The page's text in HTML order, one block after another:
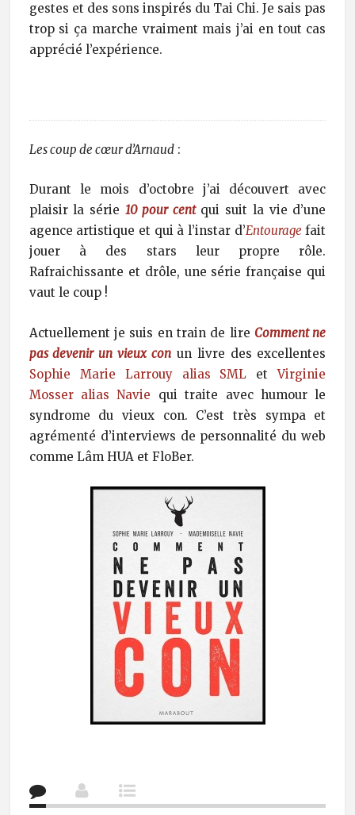
gestes et des sons inspirés du Tai Chi. Je sais pas
trop si ça marche vraiment mais j’ai en tout cas
apprécié l’expérience.
Les coup de cœur d’Arnaud:
Durant le mois d’octobre j’ai découvert avec
plaisir la série 10 pour centqui suit la vie d’une
agence artistique et qui à l’instar d’Entourage fait
jouer à des stars leur propre rôle.
Rafraichissante et drôle, une série française qui
vaut le coup !
Actuellement je suis en train de lire Comment ne
pas devenir un vieux con un livre des excellentes
Sophie Marie Larrouy alias SML etVirginie
Mosser alias Navie qui traite avec humour le
syndrome du vieux con. C’est très sympa et
agrémenté d’interviews de personnalité du web
comme Lâm HUA et FloBer.